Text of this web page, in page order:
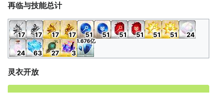
再临与技能总计
17 17 17 17 51 51 51 51 51 51 24
24 63 27 3
1.676亿
灵衣开放